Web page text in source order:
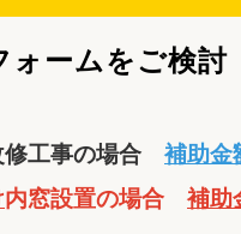
ォームをご検討
修工事の場合 補助
内窓設置の場合 補助